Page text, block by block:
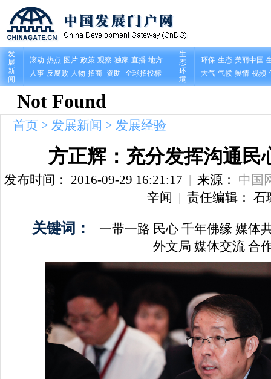
首页 > 发展新闻 > 发展经验
方正辉：充分发挥沟通民
发布时间： 2016-09-29 16:21:17 | 来源： 中国
辛闻 | 责任编辑： 石
关键词： 一带一路 民心 千年佛缘 媒体
外文局 媒体交流 合